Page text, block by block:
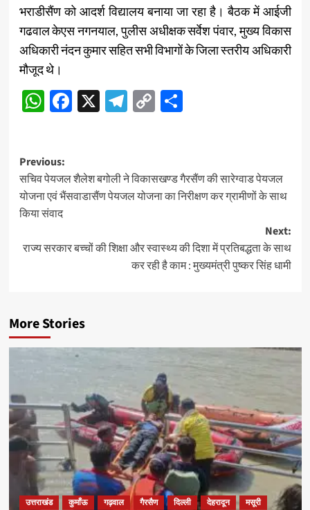
भराडीसैंण को आदर्श विद्यालय बनाया जा रहा है। बैठक में आईजी
गढवाल केएस नगनयाल, पुलीस अधीक्षक सर्वेश पंवार, मुख्य विकास
अधिकारी नंदन कुमार सहित सभी विभागों के जिला स्तरीय अधिकारी
मौजूद थे।
WhatsApp
Facebook
X Telegram
CopyShare
Post
navigation
Previous:
सचिव पेयजल शैलेश बगोली ने विकासखण्ड गैरसैंण की सारेग्वाड पेयजल
योजना एवं भैंसवाडासैंण पेयजल योजना का निरीक्षण कर ग्रामीणों के साथ
किया संवाद
Next:
राज्य सरकार बच्चों की शिक्षा और स्वास्थ्य की दिशा में प्रतिबद्धता के साथ
कर रही है काम : मुख्यमंत्री पुष्कर सिंह धामी
More Stories
उत्तराखंड कुमाँऊ गढ़वाल गैरसैण दिल्ली देहरादून मसूरी